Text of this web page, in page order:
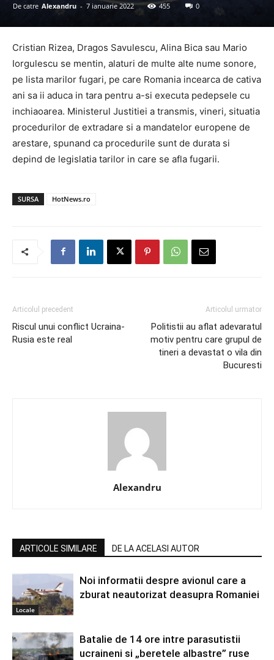
De catre Alexandru - 7 ianuarie 2022 455 0
Cristian Rizea, Dragos Savulescu, Alina Bica sau Mario
Iorgulescu se mentin, alaturi de multe alte nume sonore,
pe lista marilor fugari, pe care Romania incearca de cativa
ani sa ii aduca in tara pentru a-si executa pedepsele cu
inchiaoarea. Ministerul Justitiei a transmis, vineri, situatia
procedurilor de extradare si a mandatelor europene de
arestare, spunand ca procedurile sunt de durata si
depind de legislatia tarilor in care se afla fugarii.
SURSA HotNews.ro
Articolul precedent
Riscul unui conflict Ucraina-
Rusia este real
Articolul urmator
Politistii au aflat adevaratul
motiv pentru care grupul de
tineri a devastat o vila din
Bucuresti
Alexandru
ARTICOLE SIMILARE DE LA ACELASI AUTOR
Locale
Noi informatii despre avionul care a
zburat neautorizat deasupra Romaniei
Batalie de 14 ore intre parasutistii
ucraineni si „beretele albastre” ruse